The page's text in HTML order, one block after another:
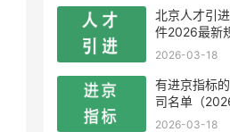
北京人才引
件2026最新
2026-03-18
有进京指标
司名单（
学生）
2026-03-18